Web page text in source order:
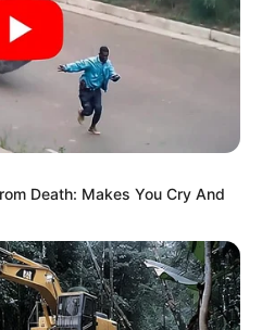
Death: Makes You Cry And